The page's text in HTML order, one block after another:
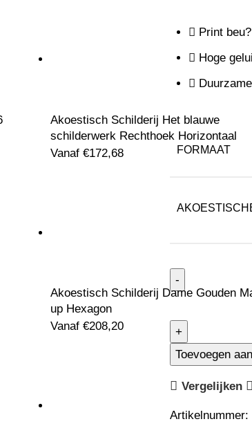
Print
Hoge
FORMAAT
Toevoegen
Vergelijken
Artikelnummer:
Akoestisch Schilderij Het blauwe
schilderwerk Rechthoek Horizontaal
Vanaf €172,68
Akoestisch Schilderij Dame Gouden
up Hexagon
Vanaf €208,20